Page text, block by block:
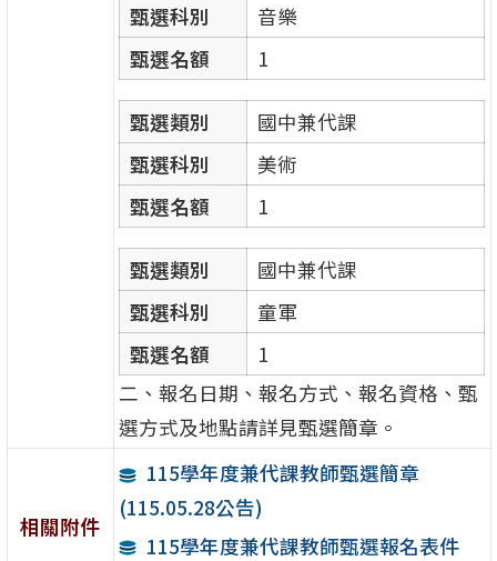
甄選科別
音樂
甄選名額
1
甄選類別
國中兼代課
甄選科別
美術
甄選名額
1
甄選類別
國中兼代課
甄選科別
童軍
甄選名額
1
二、報名日期、報名方式、報名資格、甄
選方式及地點請詳見甄選簡章。
相關附件
115學年度兼代課教師甄選簡章
(115.05.28公告)
115學年度兼代課教師甄選報名表件